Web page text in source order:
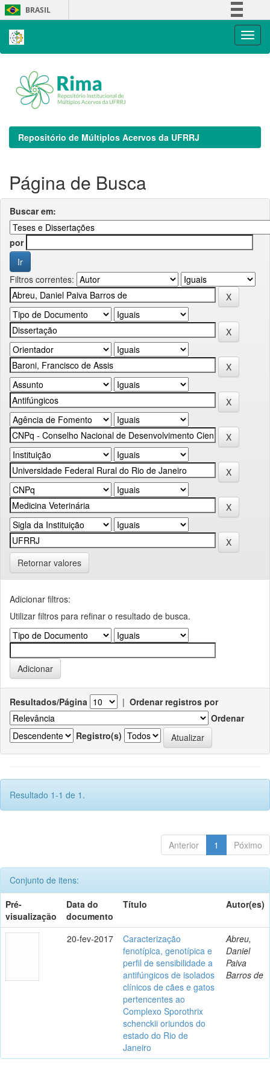
Skip
navigation
BRASIL
Repositório de Múltiplos Acervos da UFRRJ
Página de Busca
Buscar em:
por
Filtros correntes:
Retornar valores
Adicionar filtros:
Utilizar filtros para refinar o resultado de busca.
Resultados/Página | Ordenar registros por
Ordenar
Registro(s)
Resultado 1-1 de 1.
Anterior 1 Póximo
Conjunto de itens:
Pré-
visualização
Data do
documento
Título Autor(es)
20-fev-2017
Caracterização
fenotípica, genotípica e
perfil de sensibilidade a
antifúngicos de isolados
clínicos de cães e gatos
pertencentes ao
Complexo Sporothrix
schenckii oriundos do
estado do Rio de
Janeiro
Abreu,
Daniel
Paiva
Barros de